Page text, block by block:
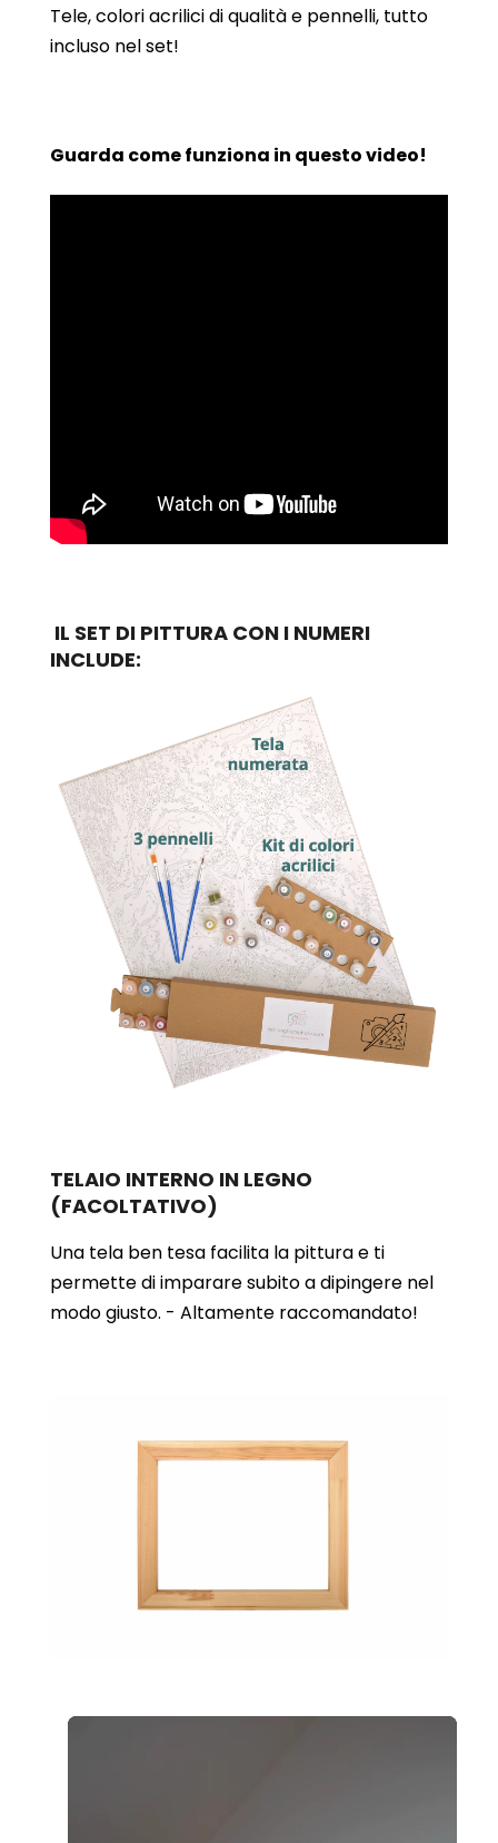
Tele, colori acrilici di qualità e pennelli, tutto
incluso nel set!
Guarda come funziona in questo video!
IL SET DI PITTURA CON I NUMERI
INCLUDE:
TELAIO INTERNO IN LEGNO
(FACOLTATIVO)
Una tela ben tesa facilita la pittura e ti
permette di imparare subito a dipingere nel
modo giusto. - Altamente raccomandato!